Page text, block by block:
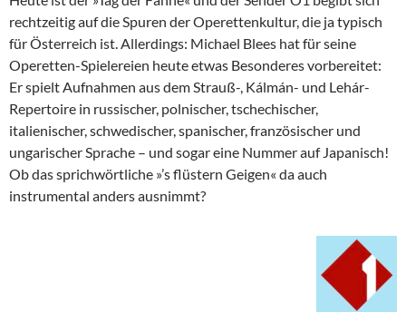
rechtzeitig auf die Spuren der Operettenkultur, die ja typisch
für Österreich ist. Allerdings: Michael Blees hat für seine
Operetten-Spielereien heute etwas Besonderes vorbereitet:
Er spielt Aufnahmen aus dem Strauß-, Kálmán- und Lehár-
Repertoire in russischer, polnischer, tschechischer,
italienischer, schwedischer, spanischer, französischer und
ungarischer Sprache – und sogar eine Nummer auf Japanisch!
Ob das sprichwörtliche »’s flüstern Geigen« da auch
instrumental anders ausnimmt?